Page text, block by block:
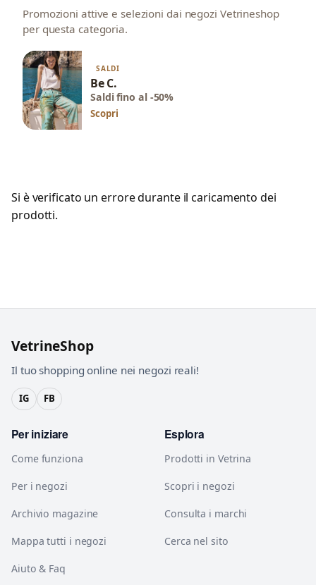
Promozioni attive e selezioni dai negozi Vetrineshop
per questa categoria.
SALDI
Be C.
Saldi fino al -50%
Scopri
Si è verificato un errore durante il caricamento dei
prodotti.
VetrineShop
Il tuo shopping online nei negozi reali!
IG FB
Per iniziare
Come funziona
Per i negozi
Archivio magazine
Mappa tutti i negozi
Aiuto & Faq
Esplora
Prodotti in Vetrina
Scopri i negozi
Consulta i marchi
Cerca nel sito